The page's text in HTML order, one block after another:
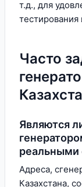
т.д., для
Часто
Являются
Адреса,
Казахстана,